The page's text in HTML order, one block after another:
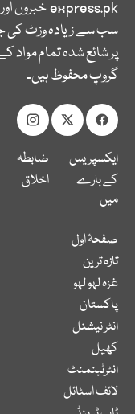
express.pkخبروں
سب سے زیادہ وزٹ کی
پر شائع شدہ تمام
گروپ محفوظ ہیں۔
ایکسپریس
کے بارے
میں
ضابطہ
اخلاق
صفحۂ اول
تازہ ترین
غزہ لہو لہو
پاکستان
انٹر نیشنل
کھیل
انٹرٹینمنٹ
لائف اسٹائل